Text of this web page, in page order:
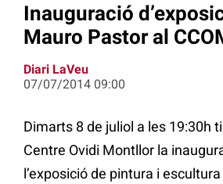
Inauguració
Mauro Pastor al
Diari LaVeu
07/07/2014 09:00
Dimarts 8 de juliol a les 19:30h
Centre Ovidi Montllor la
l’exposició de pintura i